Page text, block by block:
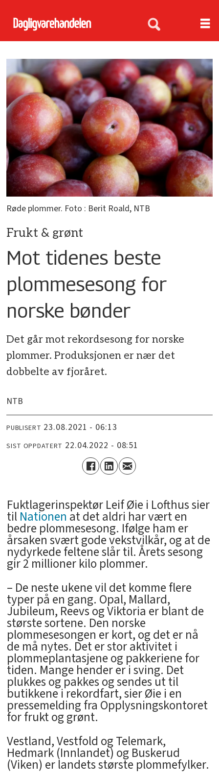
Røde plommer. Foto : Berit Roald, NTB
Frukt & grønt
Mot tidenes beste
plommesesong for
norske bønder
Det går mot rekordsesong for norske
plommer. Produksjonen er nær det
dobbelte av fjoråret.
NTB
PUBLISERT 23.08.2021 - 06:13
SIST OPPDATERT 22.04.2022 - 08:51
Fuktlagerinspektør Leif Øie i Lofthus sier
tilNationen at det aldri har vært en
bedre plommesesong. Ifølge ham er
årsaken svært gode vekstvilkår, og at de
nydyrkede feltene slår til. Årets sesong
gir 2 millioner kilo plommer.
– De neste ukene vil det komme flere
typer på en gang. Opal, Mallard,
Jubileum, Reevs og Viktoria er blant de
største sortene. Den norske
plommesesongen er kort, og det er nå
de må nytes. Det er stor aktivitet i
plommeplantasjene og pakkeriene for
tiden. Mange hender er i sving. Det
plukkes og pakkes og sendes ut til
butikkene i rekordfart, sier Øie i en
pressemelding fra Opplysningskontoret
for frukt og grønt.
Vestland, Vestfold og Telemark,
Hedmark (Innlandet) og Buskerud
(Viken) er landets største plommefylker.